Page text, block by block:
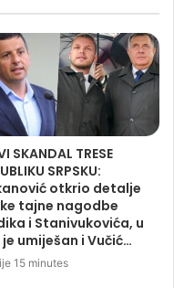
SKANDAL TRESE
SRPSKU:
otkrio detalje
tajne nagodbe
i Stanivukovića, u
je umiješan i Vučić…
15 minutes